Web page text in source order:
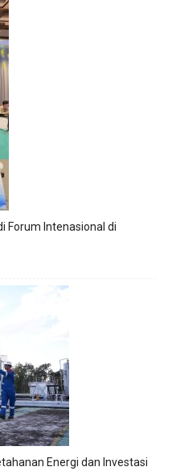
Forum Intenasional di
Energi dan Investasi